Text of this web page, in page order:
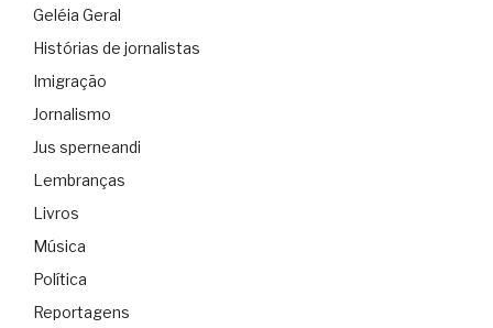
Geléia Geral
Histórias de jornalistas
Imigração
Jornalismo
Jus sperneandi
Lembranças
Livros
Música
Política
Reportagens